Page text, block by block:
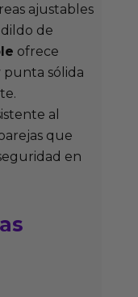
ajustables
de
ofrece
sólida
al
que
en